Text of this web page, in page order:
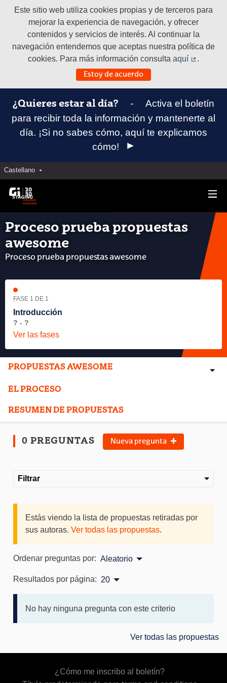
Este sitio web utiliza cookies propias y de terceros para
mejorar la experiencia de navegación, y ofrecer
contenidos y servicios de interés. Al continuar la
navegación entendemos que aceptas nuestra política de
cookies. Para más información consultaaquí
.
Estoy de acuerdo
¿Quieres estar al día? -
Activa el boletín
para recibir toda la información y mantenerte al
día. ¡Si no sabes cómo, aquí te explicamos
cómo!
Castellano Elegir el idioma
Proceso prueba propuestas
awesome
Proceso prueba propuestas awesome
FASE 1 DE 1
Introducción
? - ?
Ver las fases
PROPUESTAS AWESOME
EL PROCESO
RESUMEN DE PROPUESTAS
0 PREGUNTAS Nueva pregunta
Filtrar
Estás viendo la lista de propuestas retiradas por
sus autoras. Ver todas las propuestas.
Ordenar preguntas por: Aleatorio
Resultados por página: 20
No hay ninguna pregunta con este criterio
Ver todas las propuestas
¿Cómo me inscribo al boletín?